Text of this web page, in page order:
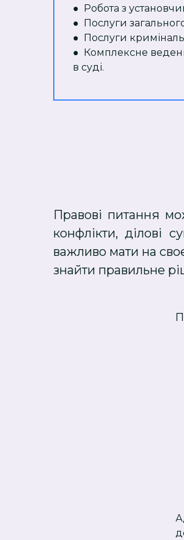
● Робота з
● Послуги
● Послуги
● Комплексне
в суді.
Правові питання
конфлікти, ділові
важливо мати на
знайти правильне